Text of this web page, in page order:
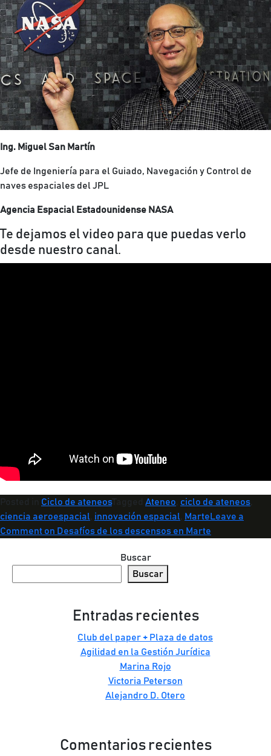
Ing. Miguel San Martín
Jefe de Ingeniería para el Guiado, Navegación y Control de
naves espaciales del JPL
Agencia Espacial Estadounidense NASA
Te dejamos el video para que puedas verlo
desde nuestro canal.
Ciclo de ateneosTagged Ateneo ciclo de ateneos
ciencia aeroespacial innovación espacial Marte Leave a
Comment on Desafíos de los descensos en Marte
Buscar
Buscar
Entradas recientes
Club del paper + Plaza de datos
Agilidad en la Gestión Jurídica
Marina Rojo
Victoria Peterson
Alejandro D. Otero
Comentarios recientes